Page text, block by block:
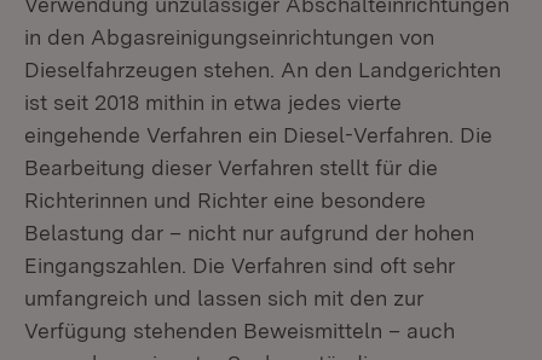
in den Abgasreinigungseinrichtungen von
Dieselfahrzeugen stehen. An den Landgerichten
ist seit 2018 mithin in etwa jedes vierte
eingehende Verfahren ein Diesel-Verfahren. Die
Bearbeitung dieser Verfahren stellt für die
Richterinnen und Richter eine besondere
Belastung dar – nicht nur aufgrund der hohen
Eingangszahlen. Die Verfahren sind oft sehr
umfangreich und lassen sich mit den zur
Verfügung stehenden Beweismitteln – auch